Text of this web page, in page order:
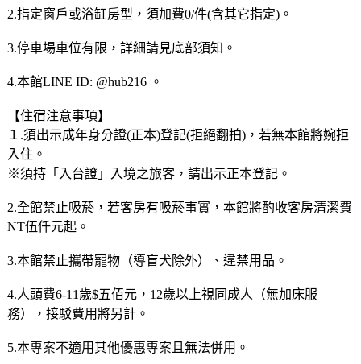
2.指定窗戶或浴缸房型，須加費0/件(含其它指定)。
3.停車場車位有限，詳細請見底部須知。
4.本館LINE ID: @hub216 。
【住宿注意事項】
１.須出示成年身分證(正本)登記(拒絕翻拍)，若無本館將婉拒
入住。
※須持「入台證」入境之旅客，請出示正本登記。
2.全館禁止吸菸，若客房有吸菸事實，本館將酌收客房清潔費
NT伍仟元起。
3.本館禁止攜帶寵物（導盲犬除外）、違禁用品。
4.人頭費6-11歲$五佰元，12歲以上視同成人（無加床服
務），接駁費用將另計。
5.本專案不適用其他優惠專案且無法併用。